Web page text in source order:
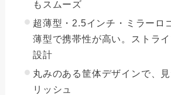
もスムーズ
超薄型・2.5インチ・ミラーロ
薄型で携帯性が高い。ストラ
設計
丸みのある筐体デザインで、
リッシュ